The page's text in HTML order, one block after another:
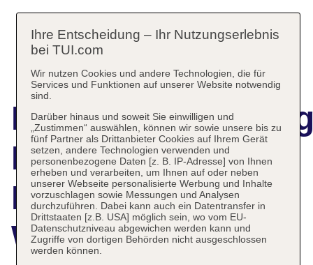
Navutu Dreams
Resort &
Wellness Retreat
Ihre Entscheidung – Ihr Nutzungserlebnis
bei TUI.com
Wir nutzen Cookies und andere Technologien, die für
Services und Funktionen auf unserer Website notwendig
sind.
Darüber hinaus und soweit Sie einwilligen und
„Zustimmen“ auswählen, können wir sowie unsere bis zu
fünf Partner als Drittanbieter Cookies auf Ihrem Gerät
setzen, andere Technologien verwenden und
personenbezogene Daten [z. B. IP-Adresse] von Ihnen
erheben und verarbeiten, um Ihnen auf oder neben
unserer Webseite personalisierte Werbung und Inhalte
vorzuschlagen sowie Messungen und Analysen
durchzuführen. Dabei kann auch ein Datentransfer in
Drittstaaten [z.B. USA] möglich sein, wo vom EU-
Datenschutzniveau abgewichen werden kann und
Zugriffe von dortigen Behörden nicht ausgeschlossen
werden können.